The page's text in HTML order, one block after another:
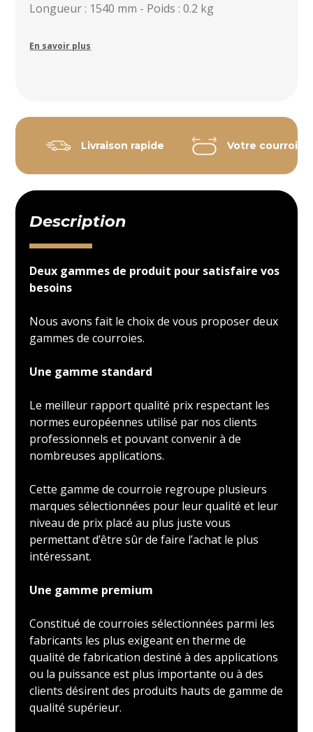
Longueur : 1540 mm - Poids : 0.2 kg
En savoir plus
Livraison rapide Votre courroie
Description
Deux gammes de produit pour satisfaire vos
besoins
Nous avons fait le choix de vous proposer deux
gammes de courroies.
Une gamme standard
Le meilleur rapport qualité prix respectant les
normes européennes utilisé par nos clients
professionnels et pouvant convenir à de
nombreuses applications.
Cette gamme de courroie regroupe plusieurs
marques sélectionnées pour leur qualité et leur
niveau de prix placé au plus juste vous
permettant d’être sûr de faire l’achat le plus
intéressant.
Une gamme premium
Constitué de courroies sélectionnées parmi les
fabricants les plus exigeant en therme de
qualité de fabrication destiné à des applications
ou la puissance est plus importante ou à des
clients désirent des produits hauts de gamme de
qualité supérieur.